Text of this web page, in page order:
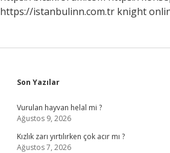
https://istanbulinn.com.tr knight
Sidebar
Son Yazılar
Vurulan hayvan helal mi ?
Ağustos 9, 2026
Kızlık zarı yırtılırken çok acır mı ?
Ağustos 7, 2026